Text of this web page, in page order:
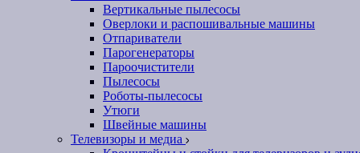
Вертикальные пылесосы
Оверлоки и распошивальные машины
Отпариватели
Парогенераторы
Пароочистители
Пылесосы
Роботы-пылесосы
Утюги
Швейные машины
Телевизоры и медиа